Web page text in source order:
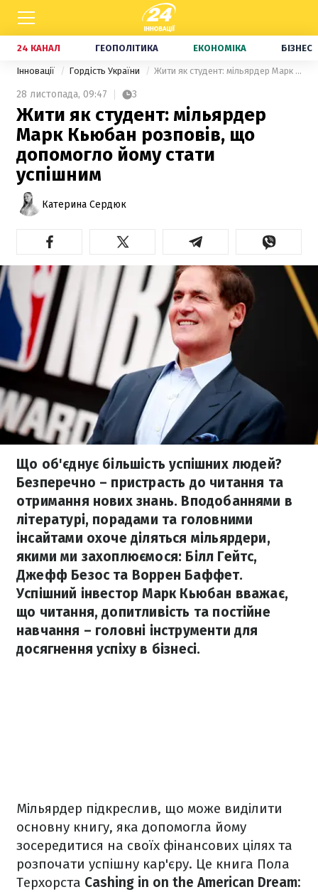
24 КАНАЛ ГЕОПОЛІТИКА ЕКОНОМІКА БІЗНЕС
Інновації Гордість України Жити як студент: мільярдер Марк Кьюбан розповів, що допомогло йому стати успішним
28 листопада, 09:47 3
Жити як студент: мільярдер
Марк Кьюбан розповів, що
допомогло йому стати
успішним
Катерина Сердюк
Що об'єднує більшість успішних людей?
Безперечно – пристрасть до читання та
отримання нових знань. Вподобаннями в
літературі, порадами та головними
інсайтами охоче діляться мільярдери,
якими ми захоплюємося: Білл Гейтс,
Джефф Безос та Воррен Баффет.
Успішний інвестор Марк Кьюбан вважає,
що читання, допитливість та постійне
навчання – головні інструменти для
досягнення успіху в бізнесі.
Мільярдер підкреслив, що може виділити
основну книгу, яка допомогла йому
зосередитися на своїх фінансових цілях та
розпочати успішну кар'єру. Це книга Пола
Терхорста Cashing in on the American Dream: